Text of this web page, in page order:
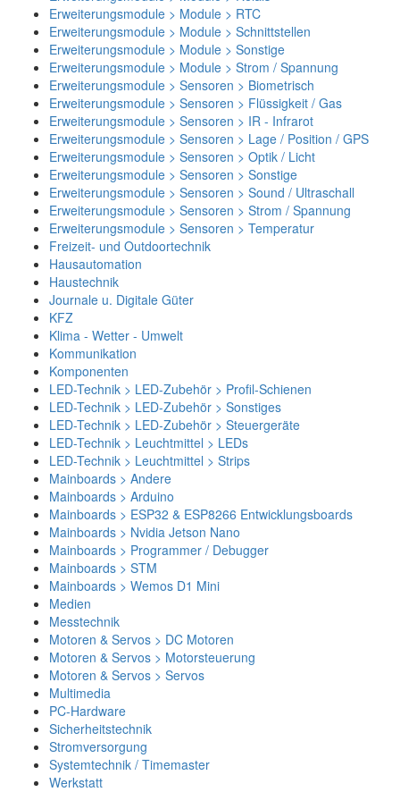
Erweiterungsmodule > Module > RTC
Erweiterungsmodule > Module > Schnittstellen
Erweiterungsmodule > Module > Sonstige
Erweiterungsmodule > Module > Strom / Spannung
Erweiterungsmodule > Sensoren > Biometrisch
Erweiterungsmodule > Sensoren > Flüssigkeit / Gas
Erweiterungsmodule > Sensoren > IR - Infrarot
Erweiterungsmodule > Sensoren > Lage / Position / GPS
Erweiterungsmodule > Sensoren > Optik / Licht
Erweiterungsmodule > Sensoren > Sonstige
Erweiterungsmodule > Sensoren > Sound / Ultraschall
Erweiterungsmodule > Sensoren > Strom / Spannung
Erweiterungsmodule > Sensoren > Temperatur
Freizeit- und Outdoortechnik
Hausautomation
Haustechnik
Journale u. Digitale Güter
KFZ
Klima - Wetter - Umwelt
Kommunikation
Komponenten
LED-Technik > LED-Zubehör > Profil-Schienen
LED-Technik > LED-Zubehör > Sonstiges
LED-Technik > LED-Zubehör > Steuergeräte
LED-Technik > Leuchtmittel > LEDs
LED-Technik > Leuchtmittel > Strips
Mainboards > Andere
Mainboards > Arduino
Mainboards > ESP32 & ESP8266 Entwicklungsboards
Mainboards > Nvidia Jetson Nano
Mainboards > Programmer / Debugger
Mainboards > STM
Mainboards > Wemos D1 Mini
Medien
Messtechnik
Motoren & Servos > DC Motoren
Motoren & Servos > Motorsteuerung
Motoren & Servos > Servos
Multimedia
PC-Hardware
Sicherheitstechnik
Stromversorgung
Systemtechnik / Timemaster
Werkstatt